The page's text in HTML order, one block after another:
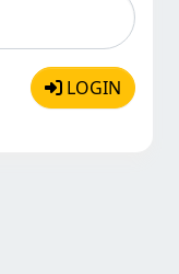
LOGIN